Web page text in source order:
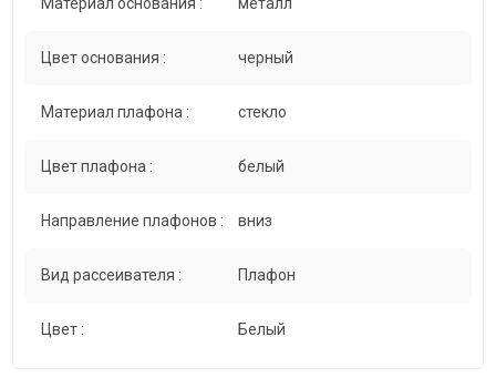
Цвет основания : черный
Материал плафона : стекло
Цвет плафона : белый
Направление плафонов : вниз
Вид рассеивателя : Плафон
Цвет : Белый